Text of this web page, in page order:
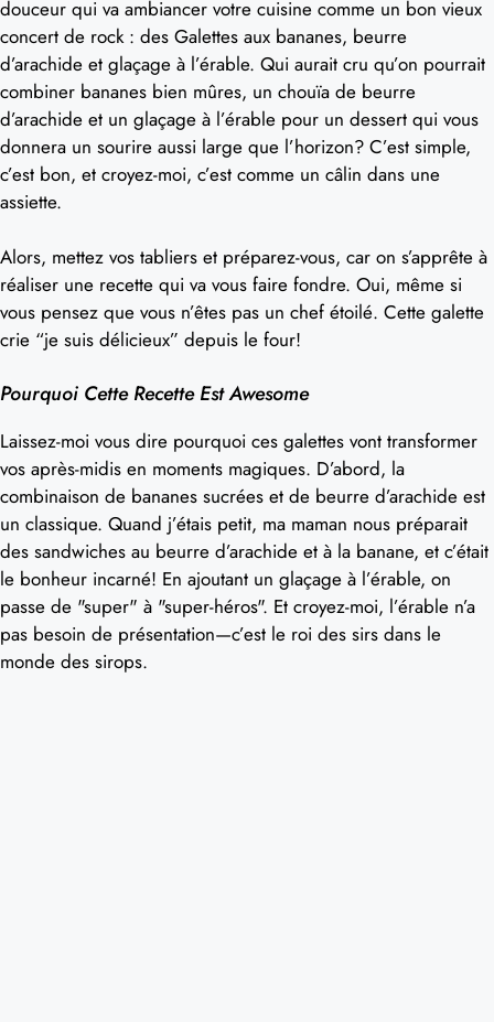
douceur qui va ambiancer votre cuisine comme un bon vieux
concert de rock : des Galettes aux bananes, beurre
d’arachide et glaçage à l’érable. Qui aurait cru qu’on pourrait
combiner bananes bien mûres, un chouïa de beurre
d’arachide et un glaçage à l’érable pour un dessert qui vous
donnera un sourire aussi large que l’horizon? C’est simple,
c’est bon, et croyez-moi, c’est comme un câlin dans une
assiette.
Alors, mettez vos tabliers et préparez-vous, car on s’apprête à
réaliser une recette qui va vous faire fondre. Oui, même si
vous pensez que vous n’êtes pas un chef étoilé. Cette galette
crie “je suis délicieux” depuis le four!
Pourquoi Cette Recette Est Awesome
Laissez-moi vous dire pourquoi ces galettes vont transformer
vos après-midis en moments magiques. D’abord, la
combinaison de bananes sucrées et de beurre d’arachide est
un classique. Quand j’étais petit, ma maman nous préparait
des sandwiches au beurre d’arachide et à la banane, et c’était
le bonheur incarné! En ajoutant un glaçage à l’érable, on
passe de "super" à "super-héros". Et croyez-moi, l’érable n’a
pas besoin de présentation—c’est le roi des sirs dans le
monde des sirops.